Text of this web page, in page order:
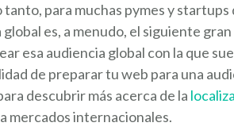
para muchas pymes y startups
es, a menudo, el siguiente gran
esa audiencia global con la que
de preparar tu web para una
descubrir más acerca de la
mercados internacionales.